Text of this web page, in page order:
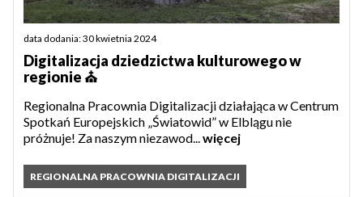
data dodania: 30 kwietnia 2024
Digitalizacja dziedzictwa kulturowego w
regionie ⛪
Regionalna Pracownia Digitalizacji działająca w Centrum
Spotkań Europejskich „Światowid” w Elblągu nie
próżnuje! Za naszym niezawod... więcej
REGIONALNA PRACOWNIA DIGITALIZACJI